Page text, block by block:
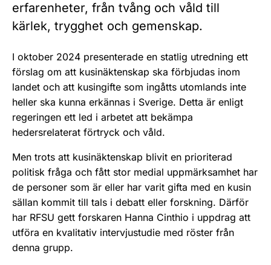
erfarenheter, från tvång och våld till
kärlek, trygghet och gemenskap.
I oktober 2024 presenterade en statlig utredning ett
förslag om att kusinäktenskap ska förbjudas inom
landet och att kusingifte som ingåtts utomlands inte
heller ska kunna erkännas i Sverige. Detta är enligt
regeringen ett led i arbetet att bekämpa
hedersrelaterat förtryck och våld.
Men trots att kusinäktenskap blivit en prioriterad
politisk fråga och fått stor medial uppmärksamhet har
de personer som är eller har varit gifta med en kusin
sällan kommit till tals i debatt eller forskning. Därför
har RFSU gett forskaren Hanna Cinthio i uppdrag att
utföra en kvalitativ intervjustudie med röster från
denna grupp.